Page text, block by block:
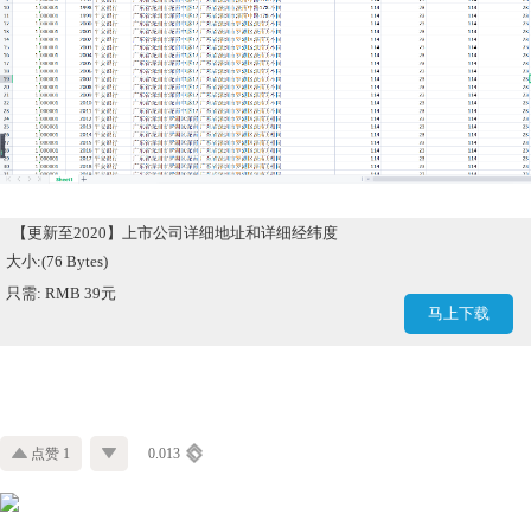
【更新至2020】上市公司详细地址和详细经纬度
大小:(76 Bytes)
只需: RMB 39元
马上下载
点赞 1 0.013